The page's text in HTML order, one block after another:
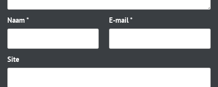
Naam* E-mail*
Site